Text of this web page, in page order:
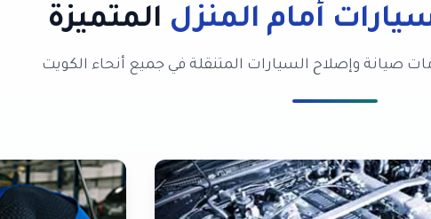
أمام المنزل المتميزة
صيانة وإصلاح السيارات المتنقلة في جميع أنحاء الكويت